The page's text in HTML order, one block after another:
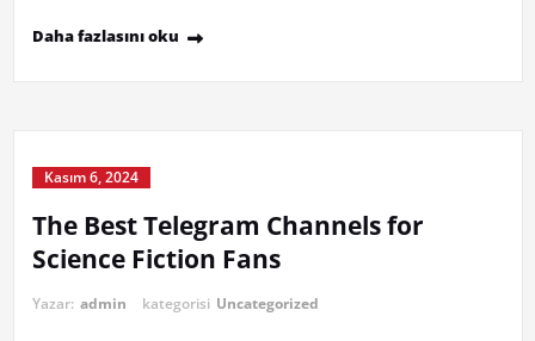
Daha fazlasını oku
Kasım 6, 2024
The Best Telegram Channels for
Science Fiction Fans
Yazar: admin kategorisi Uncategorized